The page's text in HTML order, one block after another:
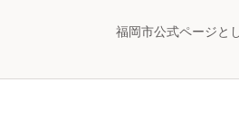
福岡市公式ページと